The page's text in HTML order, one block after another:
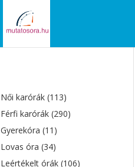
Női karórák(113)
Férfi karórák(290)
Gyerekóra(11)
Lovas óra(34)
Leértékelt órák(106)